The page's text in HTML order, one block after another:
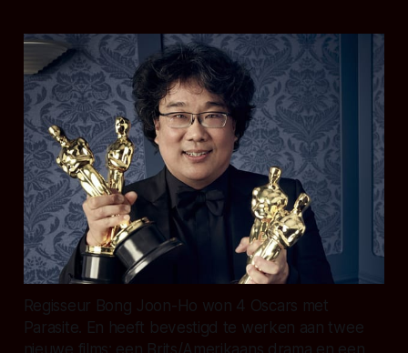
Regisseur Bong Joon-Ho won 4 Oscars met
Parasite. En heeft bevestigd te werken aan twee
nieuwe films; een Brits/Amerikaans drama en een